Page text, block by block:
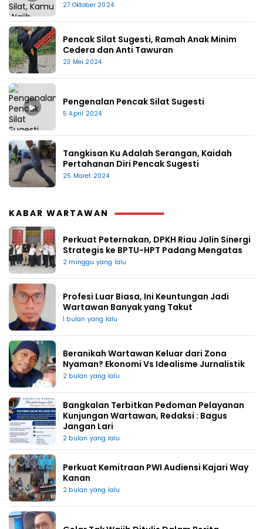
27 Oktober 2024
Pencak Silat Sugesti, Ramah Anak Minim
Cedera dan Anti Tawuran
23 Mei 2024
▶ Pengenalan Pencak Silat Sugesti
5 April 2024
Tangkisan Ku Adalah Serangan, Kaidah
Pertahanan Diri Pencak Sugesti
25 Maret 2024
KABAR WARTAWAN
Perkuat Peternakan, DPKH Riau Jalin Sinergi
Strategis ke BPTU-HPT Padang Mengatas
2 minggu yang lalu
Profesi Luar Biasa, Ini Keuntungan Jadi
Wartawan Banyak yang Takut
1 bulan yang lalu
Beranikah Wartawan Keluar dari Zona
Nyaman? Ekonomi Vs Idealisme Jurnalistik
2 bulan yang lalu
Bangkalan Terbitkan Pedoman Pelayanan
Kunjungan Wartawan, Redaksi : Bagus
Jangan Lari
2 bulan yang lalu
Perkuat Kemitraan PWI Audiensi Kajari Way
Kanan
2 bulan yang lalu